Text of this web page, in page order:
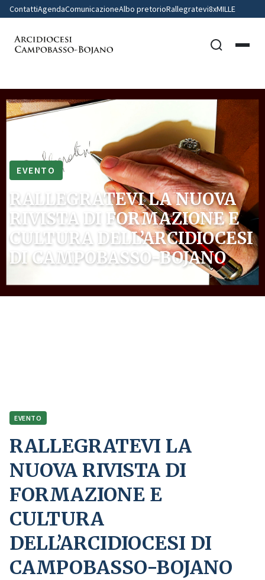
ContattiAgendaComunicazioneAlbo pretorioRallegratevi8xMILLE
EVENTO
RALLEGRATEVI LA NUOVA
RIVISTA DI FORMAZIONE E
CULTURA DELL’ARCIDIOCESI
DI CAMPOBASSO-BOJANO
EVENTO
RALLEGRATEVI LA
NUOVA RIVISTA DI
FORMAZIONE E
CULTURA
DELL’ARCIDIOCESI DI
CAMPOBASSO-BOJANO